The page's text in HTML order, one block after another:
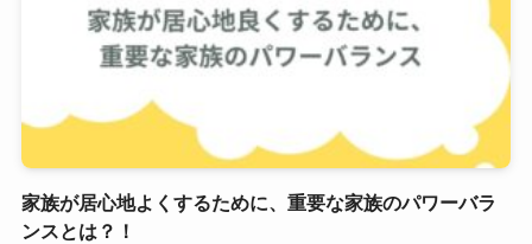
家族が居心地よくするために、重要な家族のパワーバラ
ンスとは？！